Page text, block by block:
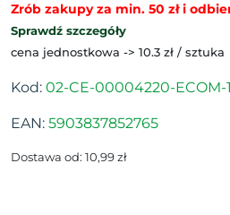
Zrób zakupy za min. 50 zł i
Sprawdź szczegóły
cena jednostkowa -> 10.3 zł / sztuka
Kod: 02-CE-00004220-ECOM-
EAN: 5903837852765
Dostawa od: 10,99 zł